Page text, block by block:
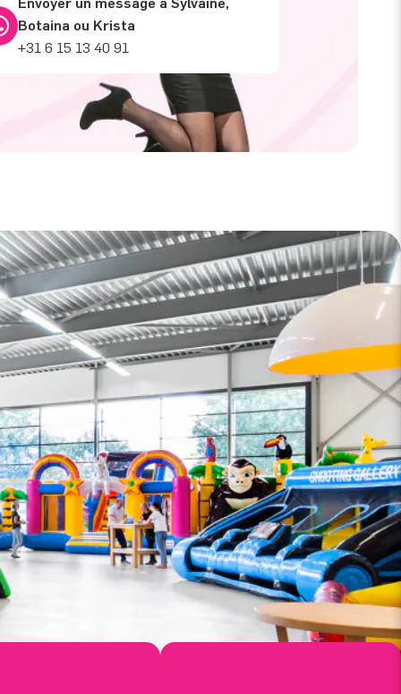
Botaina ou Krista
+31 6 15 13 40 91